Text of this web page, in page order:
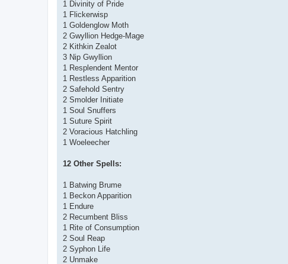
1 Divinity of Pride
1 Flickerwisp
1 Goldenglow Moth
2 Gwyllion Hedge-Mage
2 Kithkin Zealot
3 Nip Gwyllion
1 Resplendent Mentor
1 Restless Apparition
2 Safehold Sentry
2 Smolder Initiate
1 Soul Snuffers
1 Suture Spirit
2 Voracious Hatchling
1 Woeleecher
12 Other Spells:
1 Batwing Brume
1 Beckon Apparition
1 Endure
2 Recumbent Bliss
1 Rite of Consumption
2 Soul Reap
2 Syphon Life
2 Unmake